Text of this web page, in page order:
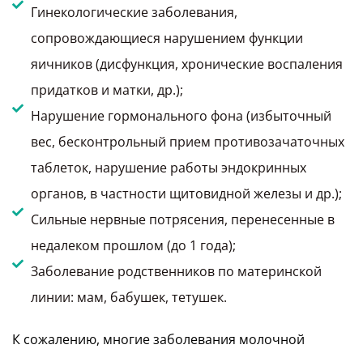
Гинекологические заболевания,
сопровождающиеся нарушением функции
яичников (дисфункция, хронические воспаления
придатков и матки, др.);
Нарушение гормонального фона (избыточный
вес, бесконтрольный прием противозачаточных
таблеток, нарушение работы эндокринных
органов, в частности щитовидной железы и др.);
Сильные нервные потрясения, перенесенные в
недалеком прошлом (до 1 года);
Заболевание родственников по материнской
линии: мам, бабушек, тетушек.
К сожалению, многие заболевания молочной